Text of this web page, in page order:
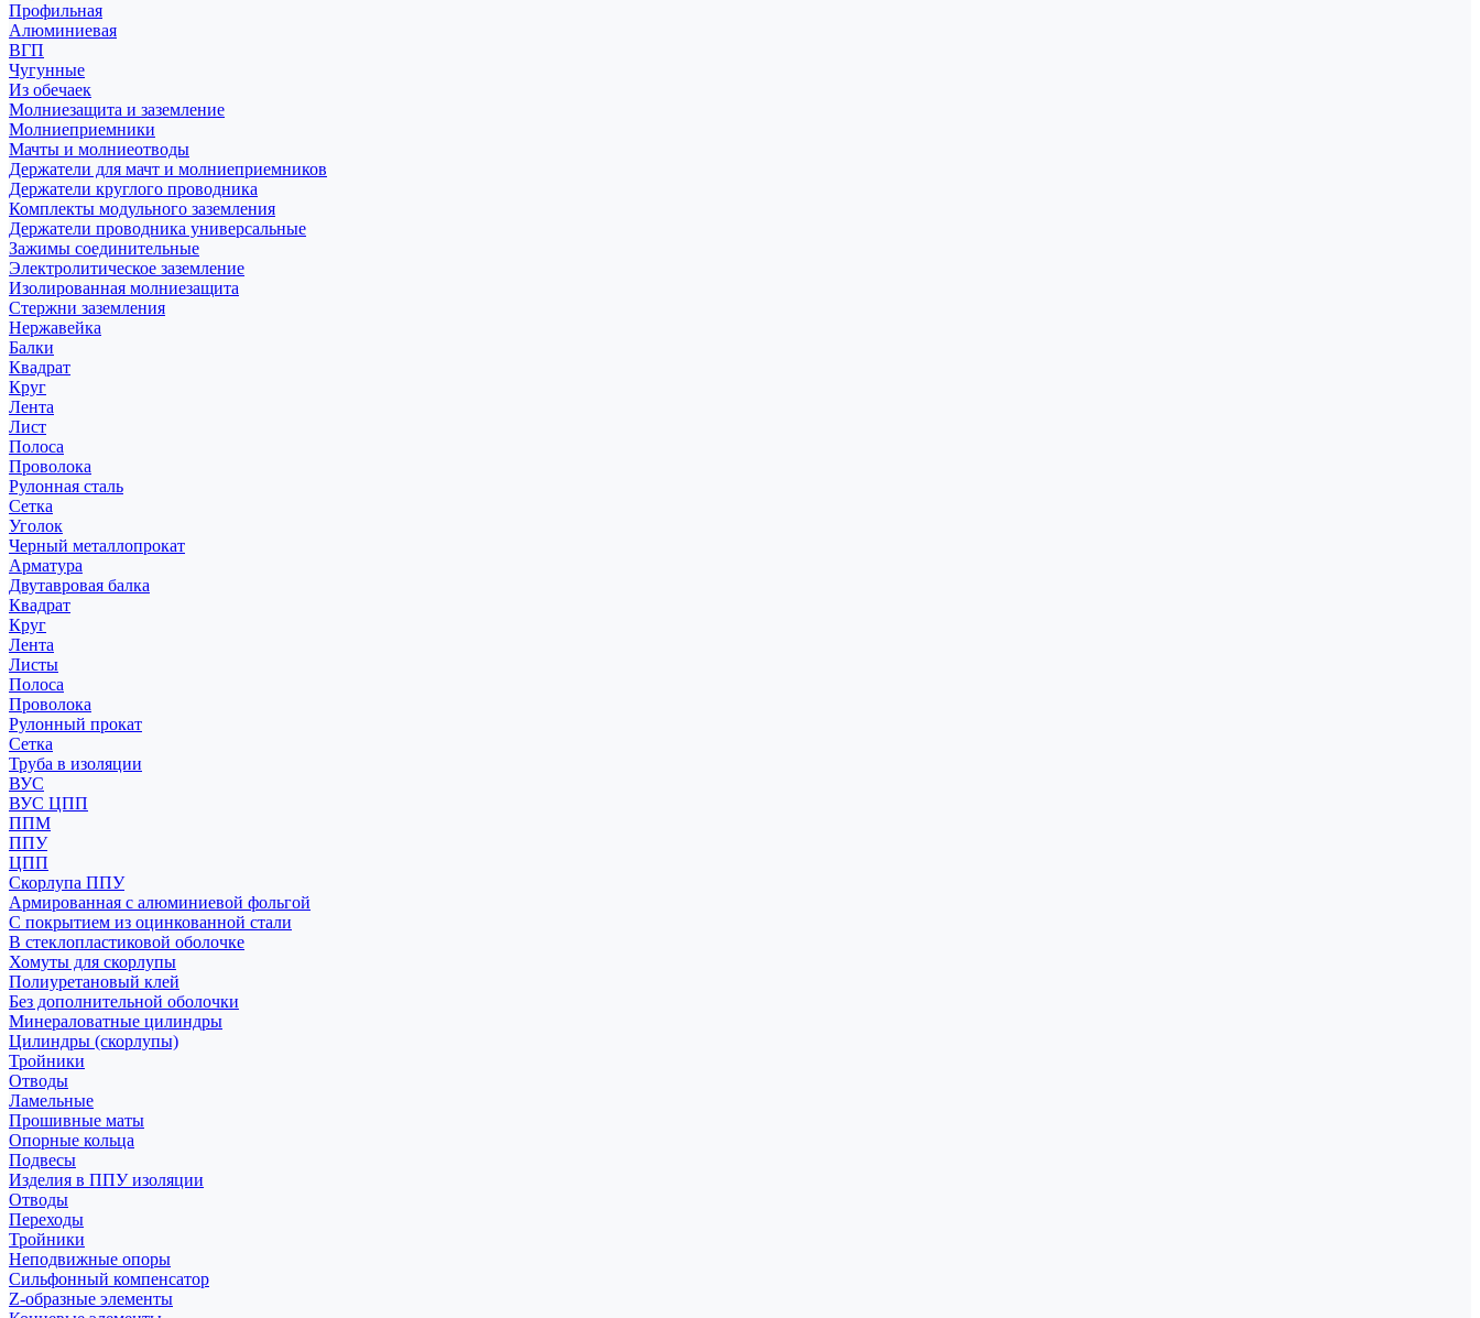
Профильная
Алюминиевая
ВГП
Чугунные
Из обечаек
Молниезащита и заземление
Молниеприемники
Мачты и молниеотводы
Держатели для мачт и молниеприемников
Держатели круглого проводника
Комплекты модульного заземления
Держатели проводника универсальные
Зажимы соединительные
Электролитическое заземление
Изолированная молниезащита
Стержни заземления
Нержавейка
Балки
Квадрат
Круг
Лента
Лист
Полоса
Проволока
Рулонная сталь
Сетка
Уголок
Черный металлопрокат
Арматура
Двутавровая балка
Квадрат
Круг
Лента
Листы
Полоса
Проволока
Рулонный прокат
Сетка
Труба в изоляции
ВУС
ВУС ЦПП
ППМ
ППУ
ЦПП
Скорлупа ППУ
Армированная с алюминиевой фольгой
С покрытием из оцинкованной стали
В стеклопластиковой оболочке
Хомуты для скорлупы
Полиуретановый клей
Без дополнительной оболочки
Минераловатные цилиндры
Цилиндры (скорлупы)
Тройники
Отводы
Ламельные
Прошивные маты
Опорные кольца
Подвесы
Изделия в ППУ изоляции
Отводы
Переходы
Тройники
Неподвижные опоры
Cильфонный компенсатор
Z-образные элементы